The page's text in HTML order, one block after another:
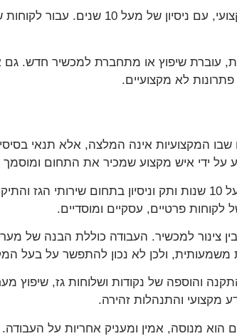
שנים. עבור לקוחות שמחפשים
עוברת שיפוץ או מתחברת למכשיר חדש. גם
לא מקצועיים.
המקצועיות אינה המלצה, אלא תנאי
על ידי איש מקצוע שמכיר את התחום ומוסמך
לפי המידע שסיפקת, אריק אורנשטיין הוא טכנאי גז מוסמך רמה 2, עם מעל 10
פרטיים, עסקיים ומוסדיים.
צינור למכשיר. העבודה כוללת הבנה של
משמעותית, ולכן לא נכון להתפשר על בעל
והוספה של נקודות ושלוחות גז, שיפוץ
מקצועי והתנהלות זהירה.
מנוסה, אמין ומעניק אחריות על העבודה.